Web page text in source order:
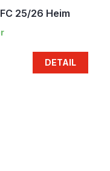
25/26 Heim
DETAIL